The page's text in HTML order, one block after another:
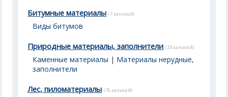
Битумные материалы (7 записей)
Виды битумов
Природные материалы, заполнители (33 записей)
Каменные материалы | Материалы нерудные,
заполнители
Лес, пиломатериалы (76 записей)